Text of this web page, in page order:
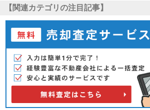
【関連カテゴリの注目記事】